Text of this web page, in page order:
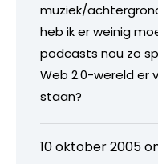
muziek/
heb ik er weinig
podcasts nou zo
Web 2.0-wereld er
staan?
10 oktober 2005